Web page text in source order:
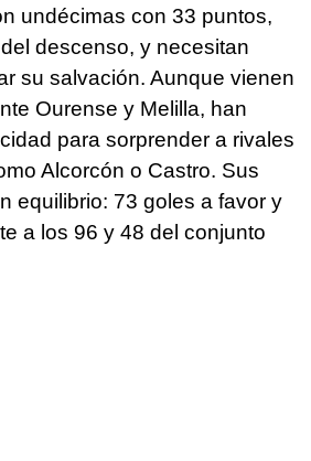
undécimas con 33 puntos,
descenso, y necesitan
su salvación. Aunque vienen
Ourense y Melilla, han
para sorprender a rivales
Alcorcón o Castro. Sus
equilibrio: 73 goles a favor y
a los 96 y 48 del conjunto